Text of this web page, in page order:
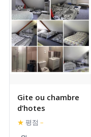
Gite ou chambre
d’hotes
★ 평점 –